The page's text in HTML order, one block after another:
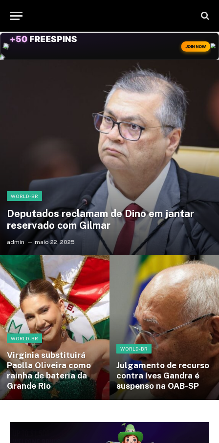
+50 FREESPINS
JOIN NOW
WORLD-BR
Deputados reclamam de Dino em jantar
reservado com Gilmar
admin maio 22, 2025
WORLD-BR
Virginia substituirá
Paolla Oliveira como
rainha de bateria da
Grande Rio
WORLD-BR
Julgamento de recurso
contra Ives Gandra é
suspenso na OAB-SP